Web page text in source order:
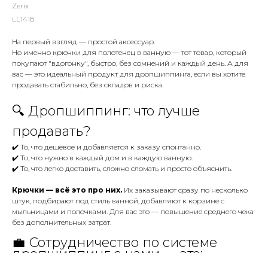
Zerix
LL1418
На первый взгляд — простой аксессуар.
Но именно крючки для полотенец в ванную — тот товар, который
покупают "вдогонку", быстро, без сомнений и каждый день. А для
вас — это идеальный продукт для дропшиппинга, если вы хотите
продавать стабильно, без складов и риска.
🔍 Дропшиппинг: что лучше
продавать?
✔️ То, что дешёвое и добавляется к заказу спонтанно.
✔️ То, что нужно в каждый дом и в каждую ванную.
✔️ То, что легко доставить, сложно сломать и просто объяснить.
Крючки — всё это про них. Их заказывают сразу по несколько
штук, подбирают под стиль ванной, добавляют к корзине с
мыльницами и полочками. Для вас это — повышение среднего чека
без дополнительных затрат.
💼 Сотрудничество по системе